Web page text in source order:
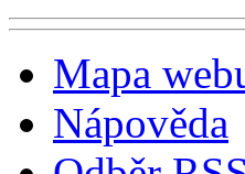
Mapa
Nápověda